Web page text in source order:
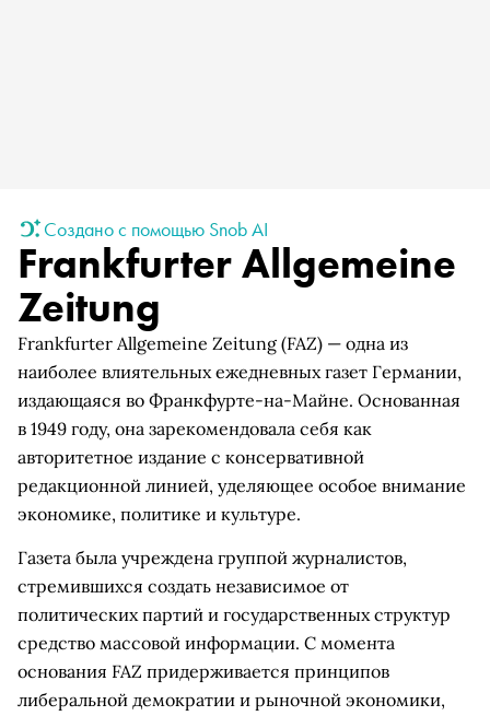
Создано с помощью Snob AI
Frankfurter Allgemeine
Zeitung
Frankfurter Allgemeine Zeitung (FAZ) — одна из
наиболее влиятельных ежедневных газет Германии,
издающаяся во Франкфурте-на-Майне. Основанная
в 1949 году, она зарекомендовала себя как
авторитетное издание с консервативной
редакционной линией, уделяющее особое внимание
экономике, политике и культуре.
Газета была учреждена группой журналистов,
стремившихся создать независимое от
политических партий и государственных структур
средство массовой информации. С момента
основания FAZ придерживается принципов
либеральной демократии и рыночной экономики,